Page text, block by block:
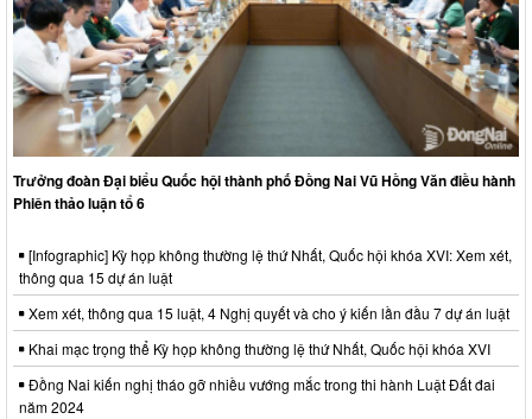
Trưởng đoàn Đại biểu Quốc hội thành phố Đồng Nai Vũ Hồng Văn điều hành
Phiên thảo luận tổ 6
[Infographic] Kỳ họp không thường lệ thứ Nhất, Quốc hội khóa XVI: Xem xét,
thông qua 15 dự án luật
Xem xét, thông qua 15 luật, 4 Nghị quyết và cho ý kiến lần đầu 7 dự án luật
Khai mạc trọng thể Kỳ họp không thường lệ thứ Nhất, Quốc hội khóa XVI
Đồng Nai kiến nghị tháo gỡ nhiều vướng mắc trong thi hành Luật Đất đai
năm 2024